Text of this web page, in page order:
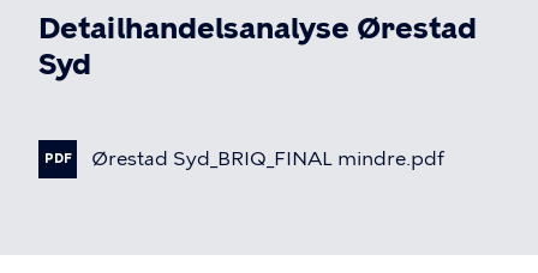
Detailhandelsanalyse Ørestad
Syd
PDF Ørestad Syd_BRIQ_FINAL mindre.pdf